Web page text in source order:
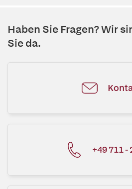
Haben Sie Fragen? Wir
Sie da.
+49 711 -